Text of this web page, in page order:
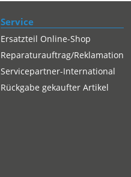
Service
Ersatzteil Online-Shop
Reparaturauftrag/Reklamation
Servicepartner-International
Rückgabe gekaufter Artikel